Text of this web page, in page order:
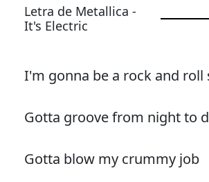
Letra de Metallica -
It's Electric
I'm gonna be a rock and roll
Gotta groove from night to
Gotta blow my crummy job